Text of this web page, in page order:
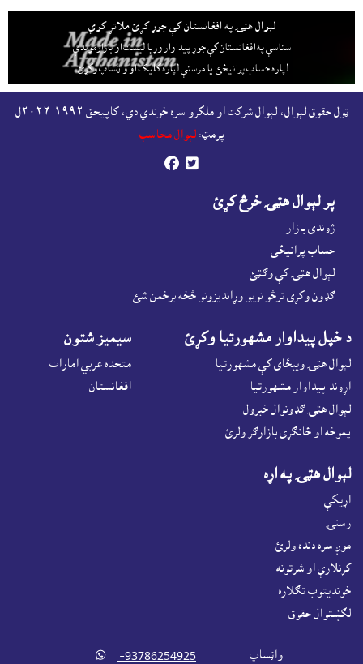
لېوال هټۍ په افغانستان کې جوړ کړئ ملاتړ کوي
ستاسې په افغانستان کې جوړ پيداوار وړيا ليست او بازارموندې
لپاره حساب پرانيځئ يا مرستې لپاره کليک او واټساپ وکړئ.
ټول حقوق لېوال، لېوال شرکت او ملګرو سره خوندي دي، کاپيحق ١٩٩٢-٢٠٢٦ل
پرمټ:لېوال محاسب
 
پر لېوال هټۍ خرڅ کړئ
ژوندى بازار
حساب پرانيځى
لېوال هټۍ کې وګټئ
ګډون وکړى ترڅو نويو وړانديزونو څخه برخمن شئ
د خپل پيداوار مشهورتيا وکړئ
لېوال هټۍ ويبځاى کې مشهورتيا
اړوند پيداوار مشهورتيا
لېوال هټۍ ګډونوال خبرول
پموخه او ځانګړى بازارګر ولرئ
سيميز شتون
متحده عربي امارات
افغانستان
لېوال هټۍ په اړه
اړيکې
رسنۍ
موږ سره دنده ولرئ
کړنلارې او شرتونه
خونديتوب تګلاره
لګښتوال حقوق
واټساپ ‎ +93786254925
